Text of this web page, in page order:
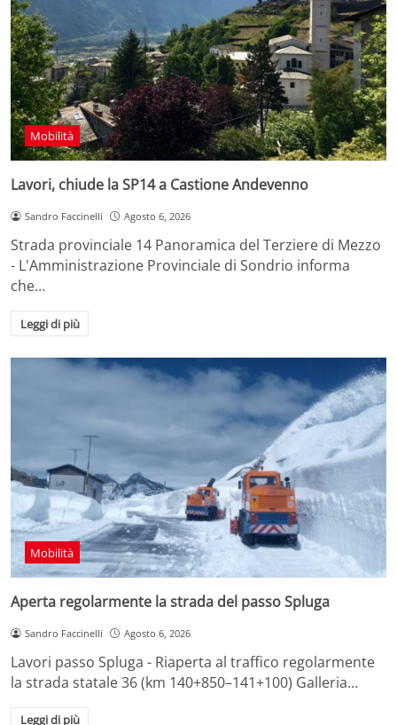
Mobilità
Lavori, chiude la SP14 a Castione Andevenno
Sandro Faccinelli Agosto 6, 2026
Strada provinciale 14 Panoramica del Terziere di Mezzo
- L'Amministrazione Provinciale di Sondrio informa
che…
Leggi di più
Mobilità
Aperta regolarmente la strada del passo Spluga
Sandro Faccinelli Agosto 6, 2026
Lavori passo Spluga - Riaperta al traffico regolarmente
la strada statale 36 (km 140+850–141+100) Galleria…
Leggi di più